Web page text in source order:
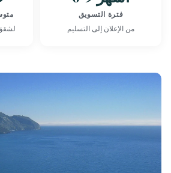
فترة التسويق
من الإعلان إلى التسليم